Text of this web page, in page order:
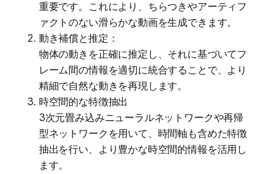
重要です。これにより、ちらつきやアーティフ
ァクトのない滑らかな動画を生成できます。
動き補償と推定：
物体の動きを正確に推定し、それに基づいてフ
レーム間の情報を適切に統合することで、より
精細で自然な動きを再現します。
時空間的な特徴抽出
3次元畳み込みニューラルネットワークや再帰
型ネットワークを用いて、時間軸も含めた特徴
抽出を行い、より豊かな時空間的情報を活用し
ます。